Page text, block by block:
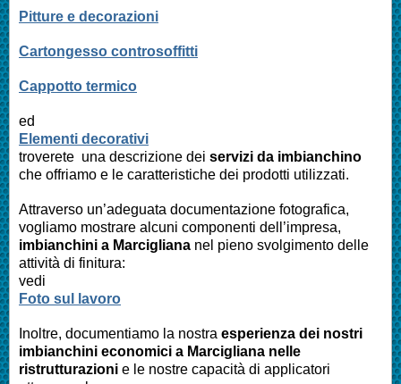
Pitture e decorazioni
Cartongesso controsoffitti
Cappotto termico
ed
Elementi decorativi
troverete una descrizione dei servizi da imbianchino
che offriamo e le caratteristiche dei prodotti utilizzati.
Attraverso un’adeguata documentazione fotografica,
vogliamo mostrare alcuni componenti dell’impresa,
imbianchini a Marcigliana nel pieno svolgimento delle
attività di finitura:
vedi
Foto sul lavoro
Inoltre, documentiamo la nostra esperienza dei nostri
imbianchini economici a Marcigliana nelle
ristrutturazioni e le nostre capacità di applicatori